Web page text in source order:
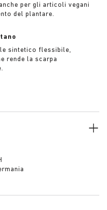
per gli articoli vegani
del plantare.
sintetico flessibile,
rende la scarpa